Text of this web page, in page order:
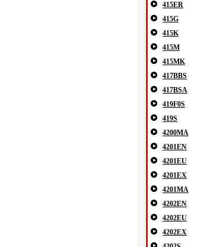
415ER
415G
415K
415M
415MK
417BBS
417BSA
419F0S
419S
4200MA
4201EN
4201EU
4201EX
4201MA
4202EN
4202EU
4202EX